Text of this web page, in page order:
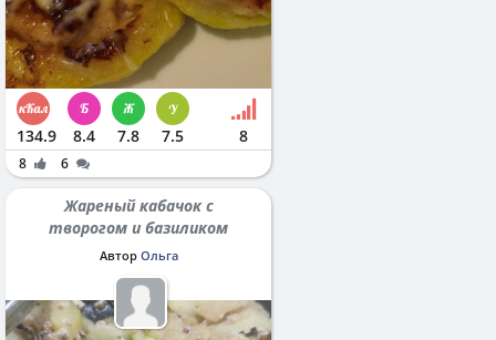
134.9 8.4 7.8 7.5 8
8 6
Жареный кабачок с
творогом и базиликом
Автор Ольга